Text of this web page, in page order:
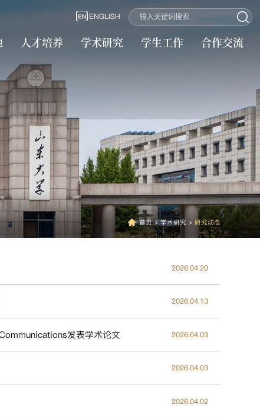
ENGLISH
人才培养 学术研究 学生工作 合作交流
首页>学术研究 > 研究动态
2026.04.20
2026.04.13
发表学术论文 2026.04.03
2026.04.03
2026.04.02